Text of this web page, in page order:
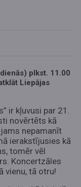
plkst. 11.00
Liepājas
ir kļuvusi par 21.
novērtēts kā
nepamanīt
ierakstījusies kā
tomēr vēl
Koncertzāles
vienu, tā otru!